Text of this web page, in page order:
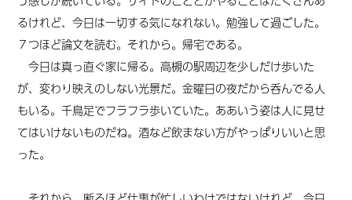
るけれど、今日は一切する気になれない。勉強して過ごした。
７つほど論文を読む。それから。帰宅である。
今日は真っ直ぐ家に帰る。高槻の駅周辺を少しだけ歩いた
が、変わり映えのしない光景だ。金曜日の夜だから呑んでる人
もいる。千鳥足でフラフラ歩いていた。ああいう姿は人に見せ
てはいけないものだね。酒など飲まない方がやっぱりいいと思
った。